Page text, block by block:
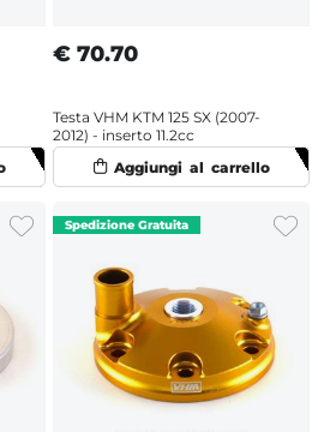
€ 70.70
Testa VHM KTM 125 SX (2007-
2012) - inserto 11.2cc